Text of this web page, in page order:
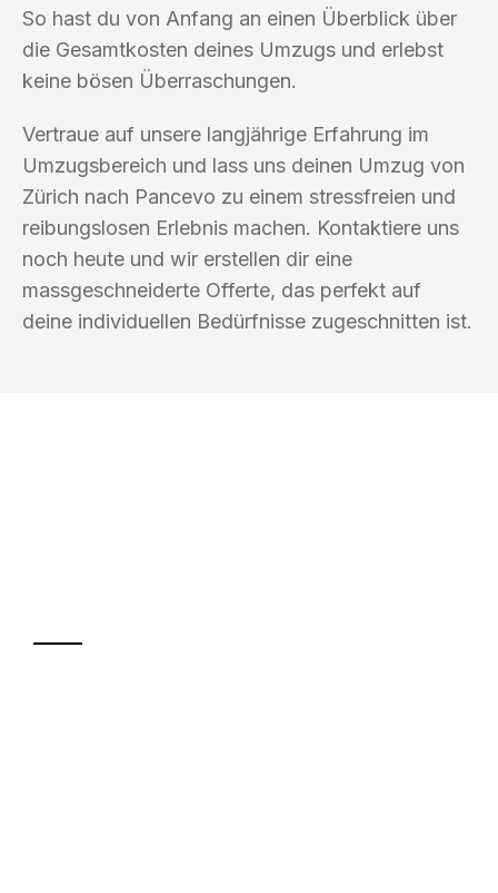
So hast du von Anfang an einen Überblick über
die Gesamtkosten deines Umzugs und erlebst
keine bösen Überraschungen.
Vertraue auf unsere langjährige Erfahrung im
Umzugsbereich und lass uns deinen Umzug von
Zürich nach Pancevo zu einem stressfreien und
reibungslosen Erlebnis machen. Kontaktiere uns
noch heute und wir erstellen dir eine
massgeschneiderte Offerte, das perfekt auf
deine individuellen Bedürfnisse zugeschnitten ist.